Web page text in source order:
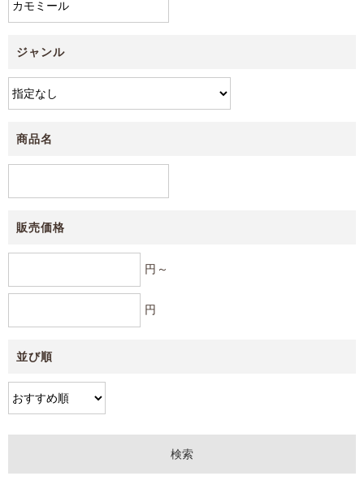
ジャンル
商品名
販売価格
円～
円
並び順